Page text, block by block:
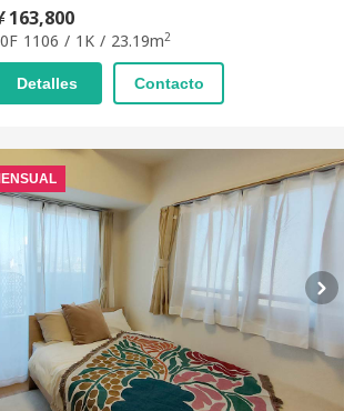
163,800
1106 / 1K / 23.19m2
Detalles Contacto